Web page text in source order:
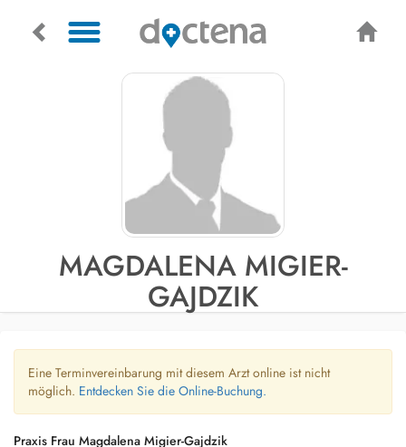
MAGDALENA MIGIER-
GAJDZIK
Eine Terminvereinbarung mit diesem Arzt online ist nicht
möglich. Entdecken Sie die Online-Buchung.
Praxis Frau Magdalena Migier-Gajdzik